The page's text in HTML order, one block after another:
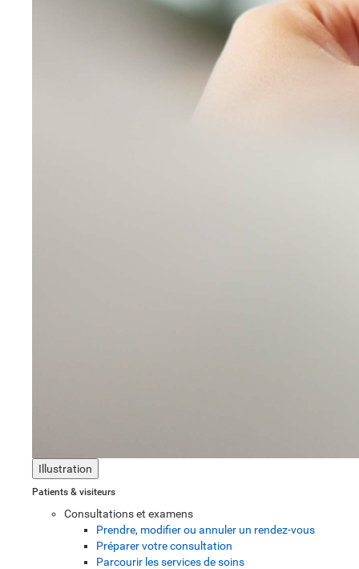
Illustration
Patients & visiteurs
Consultations et examens
Prendre, modifier ou annuler un rendez-vous
Préparer votre consultation
Parcourir les services de soins